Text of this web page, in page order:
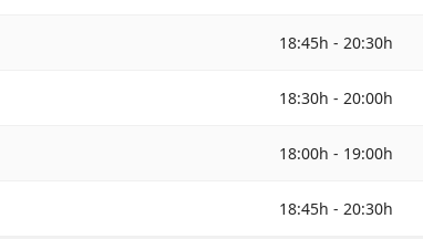
18:45h - 20:30h
18:30h - 20:00h
18:00h - 19:00h
18:45h - 20:30h